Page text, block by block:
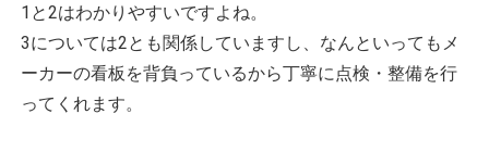
1と2はわかりやすいですよね。
3については2とも関係していますし、なんといってもメ
ーカーの看板を背負っているから丁寧に点検・整備を行
ってくれます。